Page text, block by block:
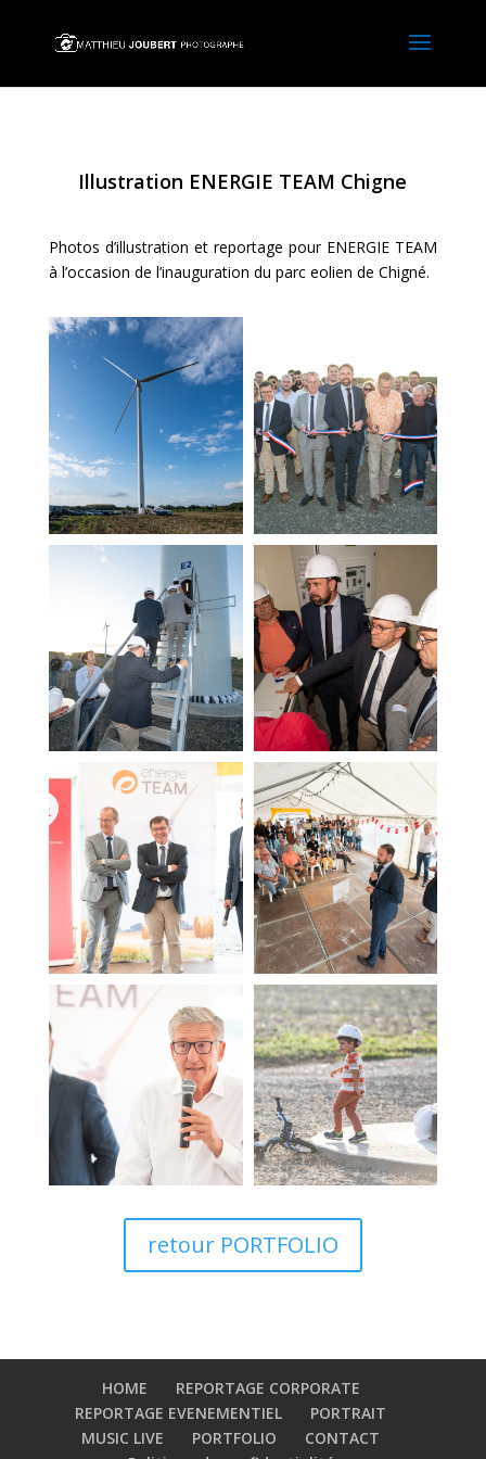
Illustration ENERGIE TEAM Chigne
Photos d’illustration et reportage pour ENERGIE TEAM
à l’occasion de l’inauguration du parc eolien de Chigné.
retour PORTFOLIO
HOME
REPORTAGE CORPORATE
REPORTAGE EVENEMENTIEL
PORTRAIT
MUSIC LIVE
PORTFOLIO
CONTACT